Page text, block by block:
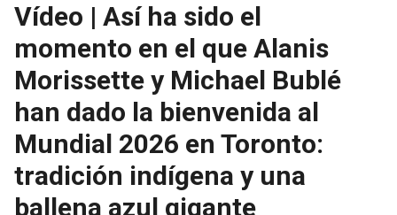
Vídeo | Así ha sido el
momento en el que Alanis
Morissette y Michael Bublé
han dado la bienvenida al
Mundial 2026 en Toronto:
tradición indígena y una
ballena azul gigante